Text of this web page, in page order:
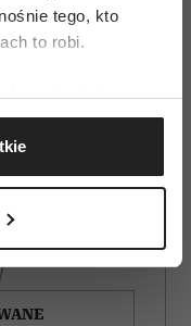
tego, kto
to robi.
również:
lokalizacji
do kilku metrów
aktywnie
palca)
preferencje w
cookie możesz